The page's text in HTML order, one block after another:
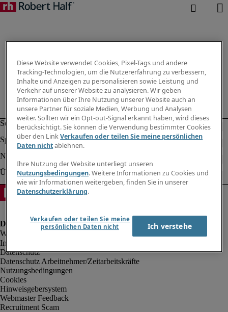
Impressum
Datenschutz
Datenschutz Arbeitnehmer/Zeitarbeitskräfte
Nutzungsbedingungen
Cookies
Hinweisgebersystem
Webmaster Feedback
Recruitment Scam
Diese Website verwendet Cookies, Pixel-Tags und andere
Tracking-Technologien, um die Nutzererfahrung zu verbessern,
Inhalte und Anzeigen zu personalisieren sowie Leistung und
Verkehr auf unserer Website zu analysieren. Wir geben
Informationen über Ihre Nutzung unserer Website auch an
unsere Partner für soziale Medien, Werbung und Analysen
weiter. Sollten wir ein Opt-out-Signal erkannt haben, wird dieses
berücksichtigt. Sie können die Verwendung bestimmter Cookies
über den LinkVerkaufen oder teilen Sie meine persönlichen
Daten nichtablehnen.
Ihre Nutzung der Website unterliegt unseren
Nutzungsbedingungen. Weitere Informationen zu Cookies und
wie wir Informationen weitergeben, finden Sie in unserer
Datenschutzerklärung.
Verkaufen oder teilen Sie meine
persönlichen Daten nicht
Ich verstehe